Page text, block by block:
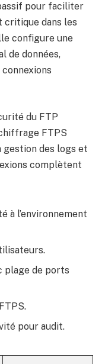
pour faciliter
critique dans les
configure une
de données,
du FTP
FTPS
des logs et
complètent
à l’environnement
plage de ports
pour audit.